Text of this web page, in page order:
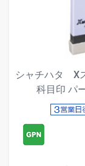
シャチハタ X
科目印 パ